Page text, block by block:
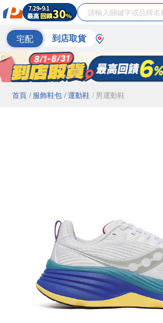
宅配 到店取貨
首頁 / 服飾鞋包 / 運動鞋 / 男運動鞋